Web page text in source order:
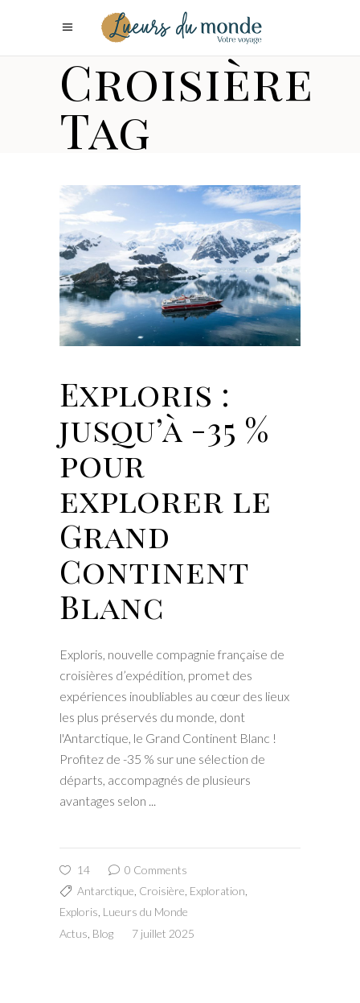
Croisière
Tag
Exploris :
jusqu’à -35 %
pour
explorer le
Grand
Continent
Blanc
Exploris, nouvelle compagnie française de
croisières d’expédition, promet des
expériences inoubliables au cœur des lieux
les plus préservés du monde, dont
l'Antarctique, le Grand Continent Blanc !
Profitez de -35 % sur une sélection de
départs, accompagnés de plusieurs
avantages selon
14
0 Comments
Antarctique Croisière Exploration
Exploris Lueurs du Monde
Actus Blog 7 juillet 2025